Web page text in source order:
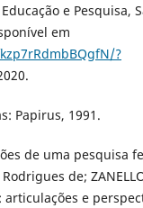
e Pesquisa,
em
?
Papirus, 1991.
de uma pesquisa
de;
e